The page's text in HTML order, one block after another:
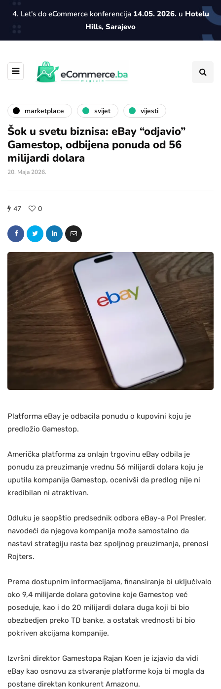
4. Let's do eCommerce konferencija 14.05. 2026.u Hotelu
Hills, Sarajevo
marketplace svijet vijesti
Šok u svetu biznisa: eBay “odjavio”
Gamestop, odbijena ponuda od 56
milijardi dolara
20. Maja 2026.
47 0
Platforma eBay je odbacila ponudu o kupovini koju je
predložio Gamestop.
Američka platforma za onlajn trgovinu eBay odbila je
ponudu za preuzimanje vrednu 56 milijardi dolara koju je
uputila kompanija Gamestop, ocenivši da predlog nije ni
kredibilan ni atraktivan.
Odluku je saopštio predsednik odbora eBay-a Pol Presler,
navodeći da njegova kompanija može samostalno da
nastavi strategiju rasta bez spoljnog preuzimanja, prenosi
Rojters.
Prema dostupnim informacijama, finansiranje bi uključivalo
oko 9,4 milijarde dolara gotovine koje Gamestop već
poseduje, kao i do 20 milijardi dolara duga koji bi bio
obezbedjen preko TD banke, a ostatak vrednosti bi bio
pokriven akcijama kompanije.
Izvršni direktor Gamestopa Rajan Koen je izjavio da vidi
eBay kao osnovu za stvaranje platforme koja bi mogla da
postane direktan konkurent Amazonu.